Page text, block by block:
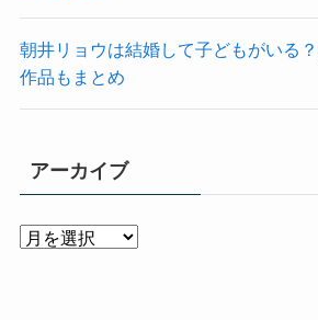
朝井リョウは結婚して子どもがいる
作品もまとめ
アーカイブ
ア